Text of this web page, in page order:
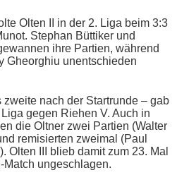
Olten II in der 2. Liga beim 3:3
Stephan Büttiker und
ihre Partien, während
Gheorghiu unentschieden
zweite nach der Startrunde – gab
gegen Riehen V. Auch in
die Oltner zwei Partien (Walter
remisierten zweimal (Paul
). Olten III blieb damit zum 23. Mal
ungeschlagen.